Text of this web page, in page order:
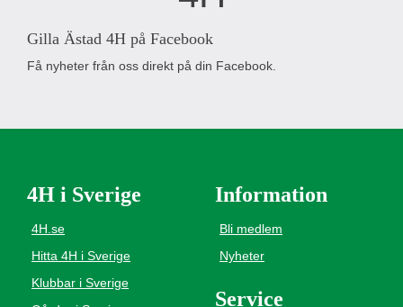
Gilla Ästad 4H på Facebook
Få nyheter från oss direkt på din Facebook.
4H i Sverige
4H.se
Hitta 4H i Sverige
Klubbar i Sverige
Information
Bli medlem
Nyheter
Service